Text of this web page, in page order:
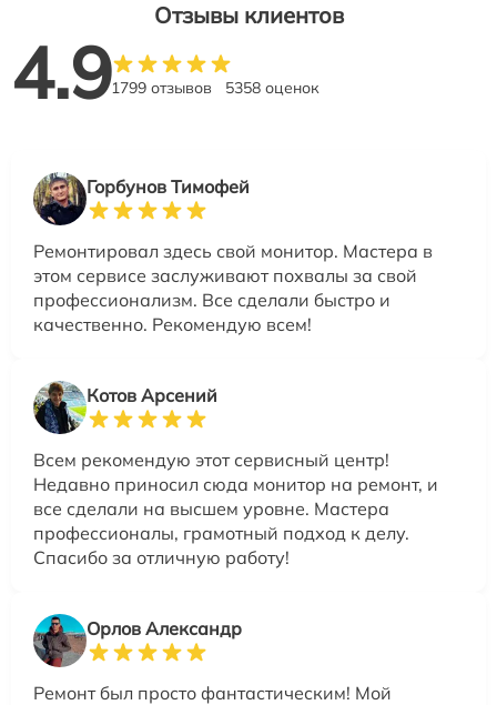
Отзывы клиентов
4.91799 отзывов 5358 оценок
Горбунов Тимофей
Ремонтировал здесь свой монитор. Мастера в
этом сервисе заслуживают похвалы за свой
профессионализм. Все сделали быстро и
качественно. Рекомендую всем!
Котов Арсений
Всем рекомендую этот сервисный центр!
Недавно приносил сюда монитор на ремонт, и
все сделали на высшем уровне. Мастера
профессионалы, грамотный подход к делу.
Спасибо за отличную работу!
Орлов Александр
Ремонт был просто фантастическим! Мой